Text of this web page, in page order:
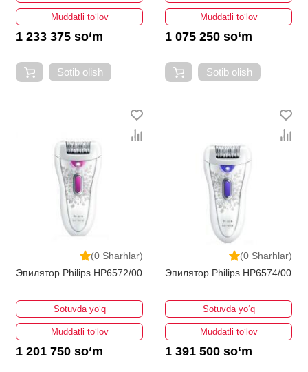
Muddatli to‘lov
1 233 375 so‘m
Sotib olish
Muddatli to‘lov
1 075 250 so‘m
Sotib olish
(0 Sharhlar)
Эпилятор Philips HP6572/00
Sotuvda yo‘q
Muddatli to‘lov
1 201 750 so‘m
(0 Sharhlar)
Эпилятор Philips HP6574/00
Sotuvda yo‘q
Muddatli to‘lov
1 391 500 so‘m